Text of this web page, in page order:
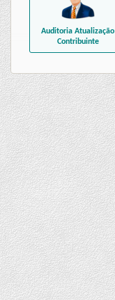
Auditoria Atualização
Contribuinte